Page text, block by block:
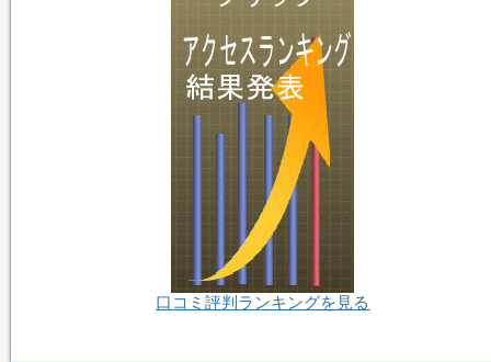
口コミ評判ランキングを見る